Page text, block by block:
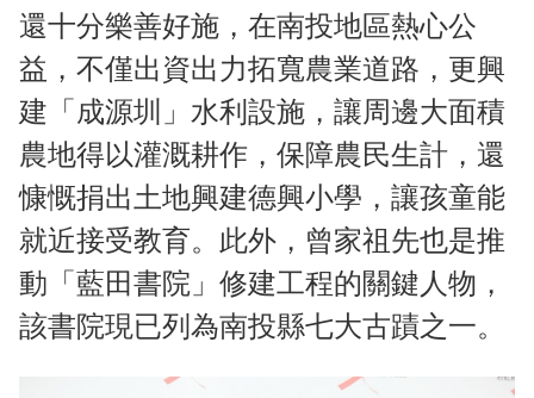
還十分樂善好施，在南投地區熱心公
益，不僅出資出力拓寬農業道路，更興
建「成源圳」水利設施，讓周邊大面積
農地得以灌溉耕作，保障農民生計，還
慷慨捐出土地興建德興小學，讓孩童能
就近接受教育。此外，曾家祖先也是推
動「藍田書院」修建工程的關鍵人物，
該書院現已列為南投縣七大古蹟之一。